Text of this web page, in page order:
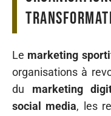
Le marketing
organisations à
du marketing
social media, les